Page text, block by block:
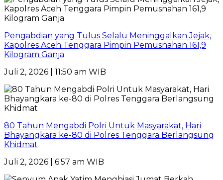
Pengabdian yang Tulus Selalu Meninggalkan Jejak,
Kapolres Aceh Tenggara Pimpin Pemusnahan 161,9
Kilogram Ganja
Juli 2, 2026 | 11:50 am WIB
80 Tahun Mengabdi Polri Untuk Masyarakat, Hari
Bhayangkara ke-80 di Polres Tenggara Berlangsung
Khidmat
Juli 2, 2026 | 6:57 am WIB